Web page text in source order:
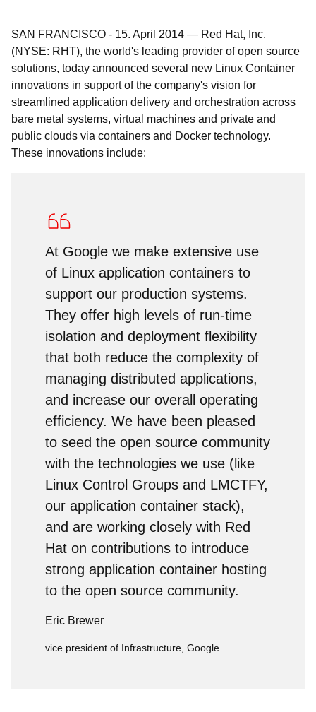
SAN FRANCISCO - 15. April 2014 — Red Hat, Inc.
(NYSE: RHT), the world's leading provider of open source
solutions, today announced several new Linux Container
innovations in support of the company's vision for
streamlined application delivery and orchestration across
bare metal systems, virtual machines and private and
public clouds via containers and Docker technology.
These innovations include:
At Google we make extensive use
of Linux application containers to
support our production systems.
They offer high levels of run-time
isolation and deployment flexibility
that both reduce the complexity of
managing distributed applications,
and increase our overall operating
efficiency. We have been pleased
to seed the open source community
with the technologies we use (like
Linux Control Groups and LMCTFY,
our application container stack),
and are working closely with Red
Hat on contributions to introduce
strong application container hosting
to the open source community.
Eric Brewer
vice president of Infrastructure, Google